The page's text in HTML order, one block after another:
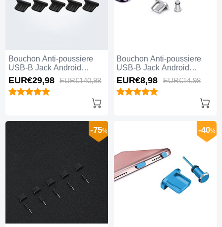
Bouchon Anti-poussiere
USB-B Jack Android
Universel 10PCS Noir
EUR€29,98 EUR€140,98
Bouchon Anti-poussiere
USB-B Jack Android
Universel H02 Argent
EUR€8,98 EUR€14,98
-75% -40%